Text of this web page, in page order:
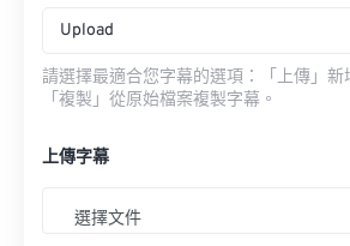
Upload
請選擇最適合您字幕的選項：「上傳」
「複製」從原始檔案複製字幕。
上傳字幕
選擇文件